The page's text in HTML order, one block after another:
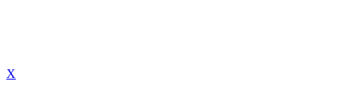
X